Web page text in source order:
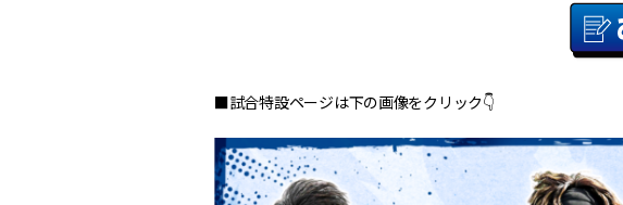
■試合特設ページは下の画像をクリック👇